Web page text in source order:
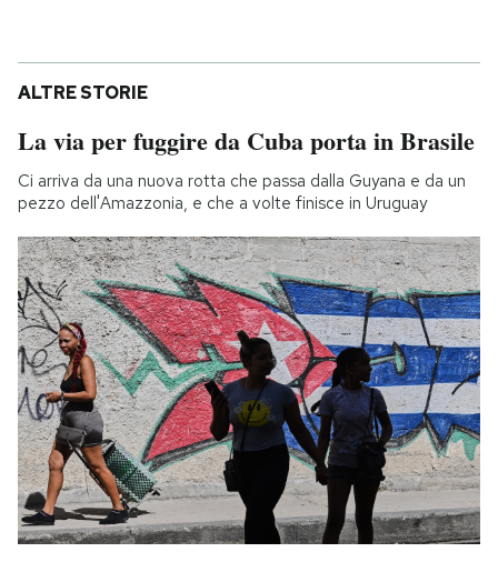
ALTRE STORIE
La via per fuggire da Cuba porta in Brasile
Ci arriva da una nuova rotta che passa dalla Guyana e da un
pezzo dell'Amazzonia, e che a volte finisce in Uruguay